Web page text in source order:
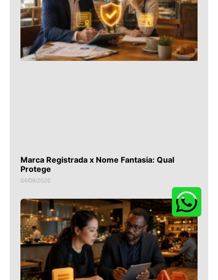
Marca Registrada x Nome Fantasia: Qual
Protege
04/08/2026